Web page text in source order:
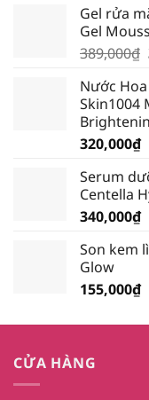
Gel rửa
Gel
389,000₫
Nước
Skin1004
320,000₫
Serum
Centella
340,000₫
Son kem
Glow
155,000₫
CỬA HÀNG